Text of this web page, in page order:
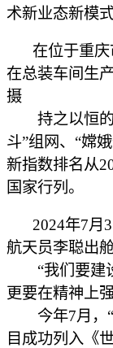
术新业态新模
在位于重
在总装车间生
摄
持之以恒的
斗”组网、“嫦
新指数排名从
国家行列。
2024年7月
航天员李聪出
“我们要建设
更要在精神上
今年7月，“
目成功列入《